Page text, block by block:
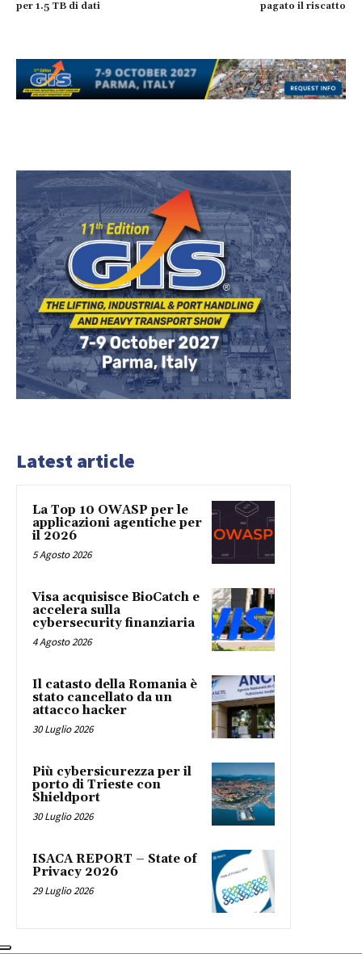
per 1.5 TB di dati pagato il riscatto
Latest article
La Top 10 OWASP per le
applicazioni agentiche per
il 2026
5 Agosto 2026
Visa acquisisce BioCatch e
accelera sulla
cybersecurity finanziaria
4 Agosto 2026
Il catasto della Romania è
stato cancellato da un
attacco hacker
30 Luglio 2026
Più cybersicurezza per il
porto di Trieste con
Shieldport
30 Luglio 2026
ISACA REPORT – State of
Privacy 2026
29 Luglio 2026